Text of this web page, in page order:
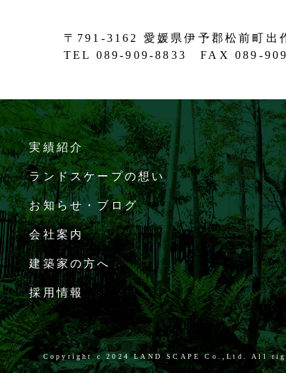
〒791-3162 愛媛県伊予郡松前町出
TEL 089-909-8833 FAX 089-
実績紹介
ランドスケープの想い
お知らせ・ブログ
会社案内
建築家の方へ
採用情報
Copyright c 2024 LAND SCAPE Co.,Ltd. All